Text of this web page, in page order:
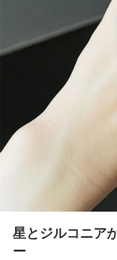
星とジルコニア
ー